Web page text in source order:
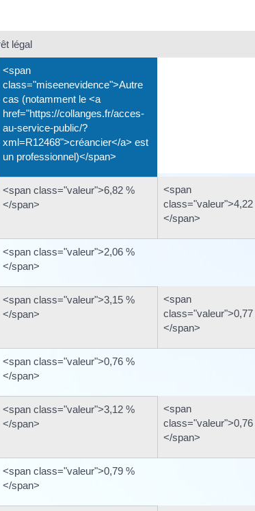
légal
<span
class="miseenevidence">Autre
cas (notamment le <a
href="https://collanges.fr/acces-
au-service-public/?
xml=R12468">créancier</a> est
un professionnel)</span>
<span class="valeur">6,82 %
</span>
<span
class="valeur">4,22
</span>
<span class="valeur">2,06 %
</span>
<span class="valeur">3,15 %
</span>
<span
class="valeur">0,77
</span>
<span class="valeur">0,76 %
</span>
<span class="valeur">3,12 %
</span>
<span
class="valeur">0,76
</span>
<span class="valeur">0,79 %
</span>